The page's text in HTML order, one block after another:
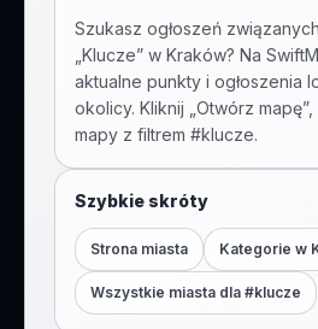
Szukasz ogłoszeń
Klucze” w Kraków? Na
aktualne punkty i ogłoszenia
okolicy. Kliknij „Otwórz
mapy z filtrem #klucze.
Szybkie skróty
Strona miasta Kategorie w
Wszystkie miasta dla #klucze